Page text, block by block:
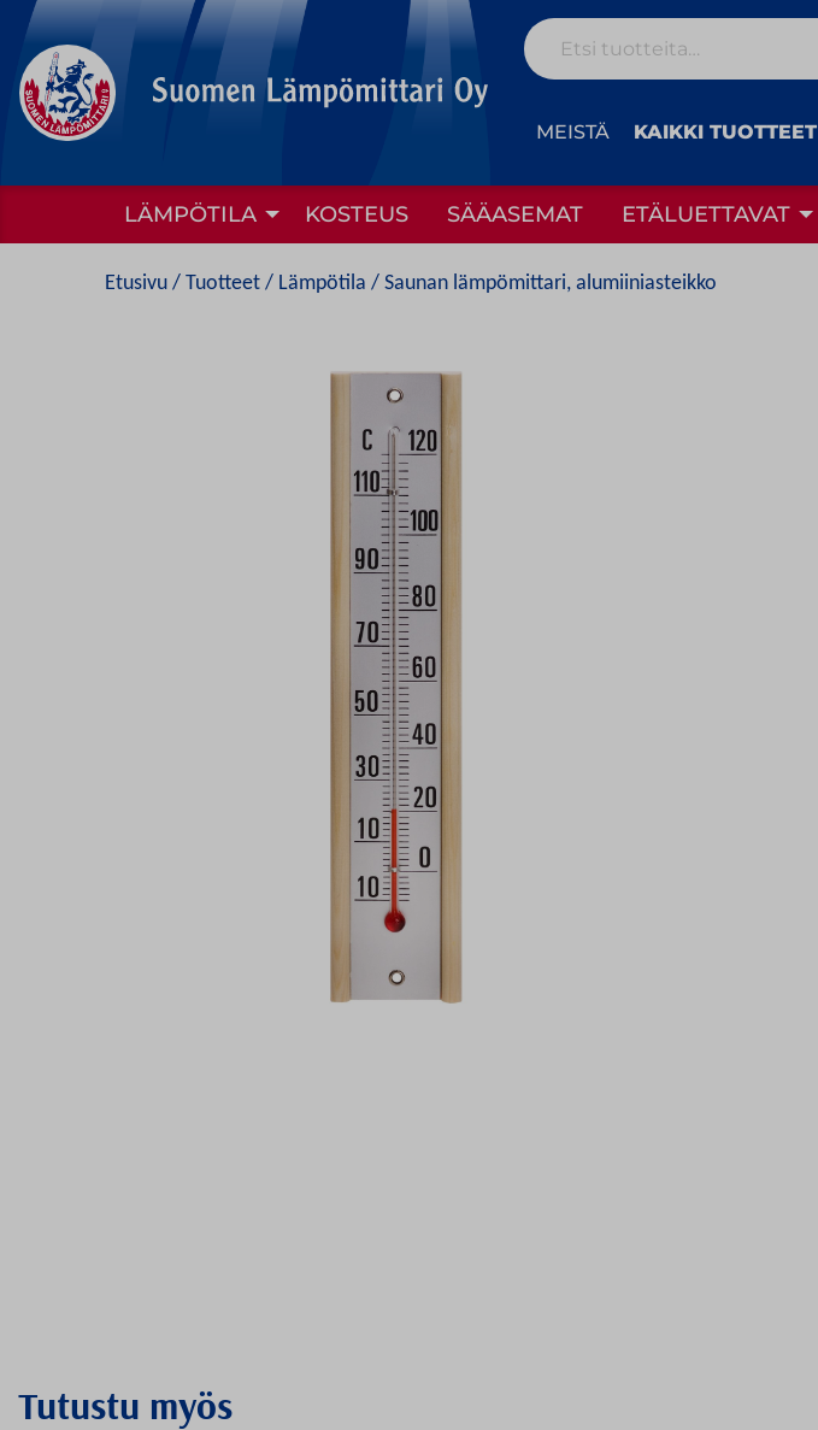
content
Etsi:
MEISTÄ KAIKKI TUOTTEET
LÄMPÖTILA KOSTEUS SÄÄASEMAT ETÄLUETTAVAT
Etusivu / Tuotteet / Lämpötila / Saunan lämpömittari, alumiiniasteikko
Tutustu myös